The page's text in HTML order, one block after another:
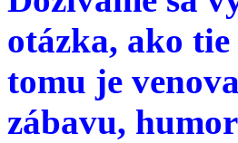
otázka, ako
tomu je
zábavu,